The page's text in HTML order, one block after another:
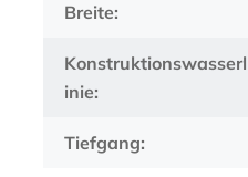
Breite:
Konstruktionswasserl
inie:
Tiefgang: